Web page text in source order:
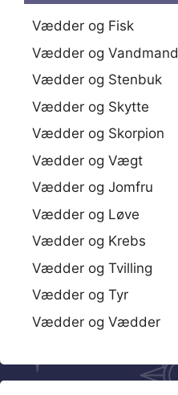
Vædder og Fisk
Vædder og Vandmand
Vædder og Stenbuk
Vædder og Skytte
Vædder og Skorpion
Vædder og Vægt
Vædder og Jomfru
Vædder og Løve
Vædder og Krebs
Vædder og Tvilling
Vædder og Tyr
Vædder og Vædder